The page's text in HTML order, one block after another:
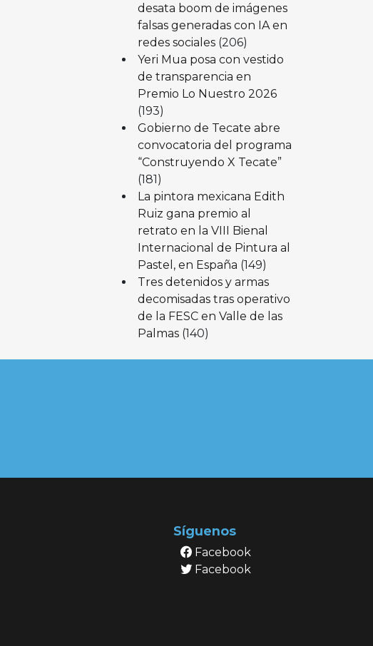
desata boom de imágenes
falsas generadas con IA en
redes sociales (206)
Yeri Mua posa con vestido
de transparencia en
Premio Lo Nuestro 2026
(193)
Gobierno de Tecate abre
convocatoria del programa
“Construyendo X Tecate”
(181)
La pintora mexicana Edith
Ruiz gana premio al
retrato en la VIII Bienal
Internacional de Pintura al
Pastel, en España (149)
Tres detenidos y armas
decomisadas tras operativo
de la FESC en Valle de las
Palmas (140)
Síguenos
Facebook
Facebook